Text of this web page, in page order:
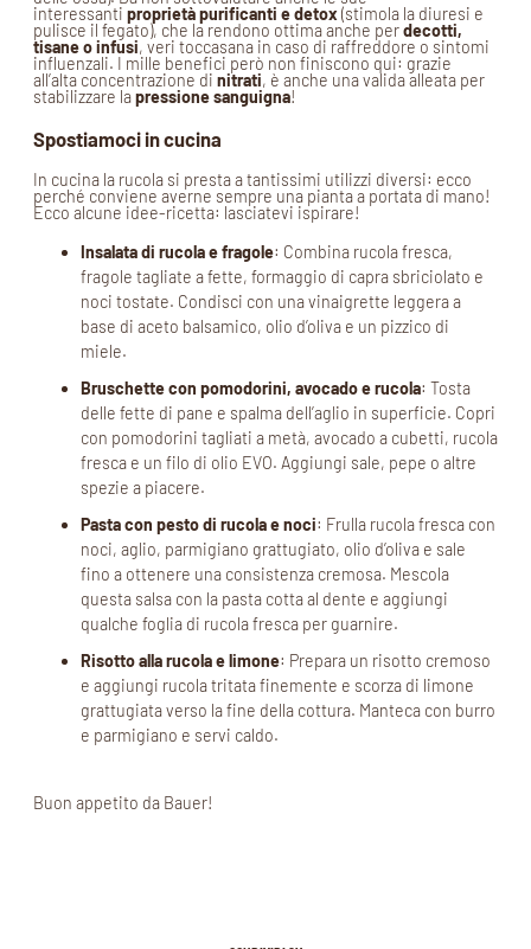
interessanti proprietà purificanti e detox(stimola la diuresi e
pulisce il fegato), che la rendono ottima anche perdecotti,
tisane o infusi, veri toccasana in caso di raffreddore o sintomi
influenzali. I mille benefici però non finiscono qui: grazie
all’alta concentrazione di nitrati, è anche una valida alleata per
stabilizzare lapressione sanguigna!
Spostiamoci in cucina
In cucina la rucola si presta a tantissimi utilizzi diversi: ecco
perché conviene averne sempre una pianta a portata di mano!
Ecco alcune idee-ricetta: lasciatevi ispirare!
Insalata di rucola e fragole: Combina rucola fresca,
fragole tagliate a fette, formaggio di capra sbriciolato e
noci tostate. Condisci con una vinaigrette leggera a
base di aceto balsamico, olio d’oliva e un pizzico di
miele.
Bruschette con pomodorini, avocado e rucola: Tosta
delle fette di pane e spalma dell’aglio in superficie. Copri
con pomodorini tagliati a metà, avocado a cubetti, rucola
fresca e un filo di olio EVO. Aggiungi sale, pepe o altre
spezie a piacere.
Pasta con pesto di rucola e noci: Frulla rucola fresca con
noci, aglio, parmigiano grattugiato, olio d’oliva e sale
fino a ottenere una consistenza cremosa. Mescola
questa salsa con la pasta cotta al dente e aggiungi
qualche foglia di rucola fresca per guarnire.
Risotto alla rucola e limone: Prepara un risotto cremoso
e aggiungi rucola tritata finemente e scorza di limone
grattugiata verso la fine della cottura. Manteca con burro
e parmigiano e servi caldo.
Buon appetito da Bauer!